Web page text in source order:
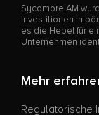
Sycomore AM
Investitionen in
es die Hebel für
Unternehmen
Mehr
Regulatorische